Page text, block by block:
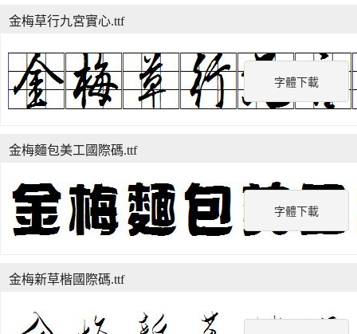
字體下載
金梅草行九宮實心.ttf
字體下載
金梅麵包美工國際碼.ttf
金梅新草楷國際碼.ttf